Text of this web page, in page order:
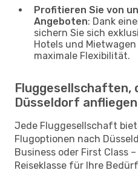
Profitieren Sie von
Angeboten: Dank
sichern Sie sich
Hotels und
maximale Flexibilität.
Fluggesellschaften,
Düsseldorf anfliegen
Jede Fluggesellschaft
Flugoptionen nach
Business oder First Class
Reiseklasse für Ihre